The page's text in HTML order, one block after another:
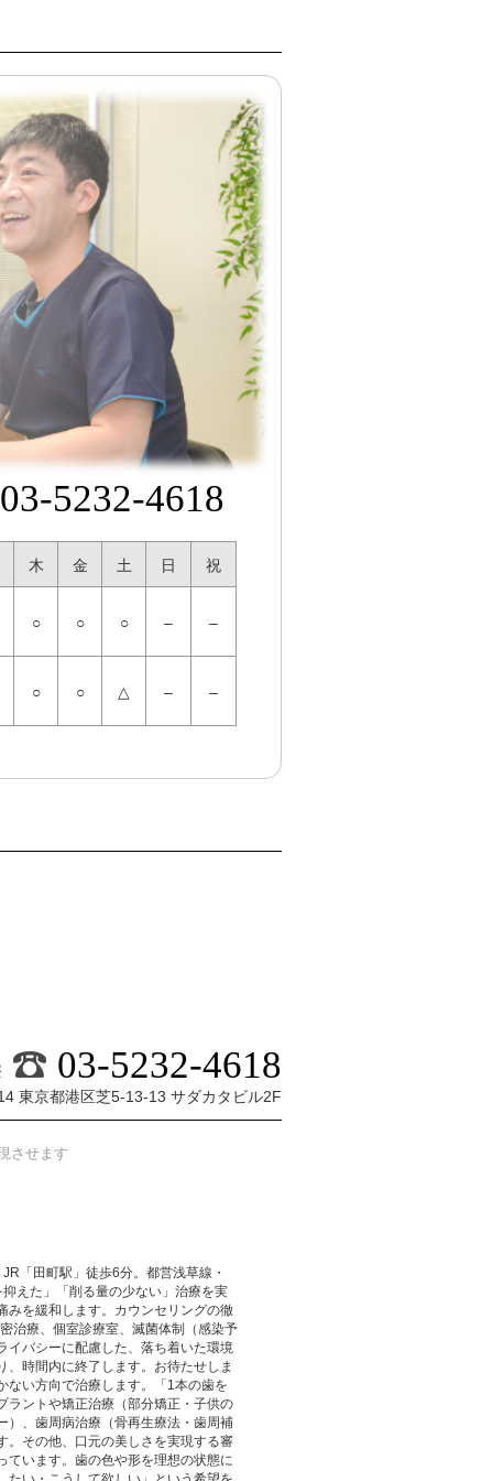
03-5232-4618
木 金 土 日 祝
○ ○ ○ – –
○ ○ △ – –
03-5232-4618
東京都港区芝5-13-13 サダカタビル2F
させます
「田町駅」徒歩6分。都営浅草線・
えた」「削る量の少ない」治療を実
みを緩和します。カウンセリングの徹
治療、個室診療室、滅菌体制（感染予
イバシーに配慮した、落ち着いた環境
、時間内に終了します。お待たせしま
ない方向で治療します。「1本の歯を
ラントや矯正治療（部分矯正・子供の
）、歯周病治療（骨再生療法・歯周補
。その他、口元の美しさを実現する審
ています。歯の色や形を理想の状態に